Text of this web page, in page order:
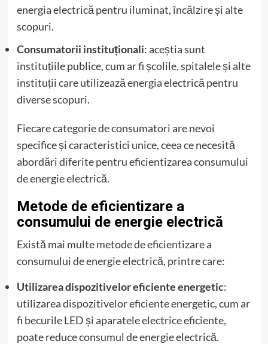
energia electrică pentru iluminat, încălzire și alte
scopuri.
Consumatorii instituționali: aceștia sunt
instituțiile publice, cum ar fi școlile, spitalele și alte
instituții care utilizează energia electrică pentru
diverse scopuri.
Fiecare categorie de consumatori are nevoi
specifice și caracteristici unice, ceea ce necesită
abordări diferite pentru eficientizarea consumului
de energie electrică.
Metode de eficientizare a
consumului de energie electrică
Există mai multe metode de eficientizare a
consumului de energie electrică, printre care:
Utilizarea dispozitivelor eficiente energetic:
utilizarea dispozitivelor eficiente energetic, cum ar
fi becurile LED și aparatele electrice eficiente,
poate reduce consumul de energie electrică.